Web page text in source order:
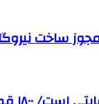
ساخت